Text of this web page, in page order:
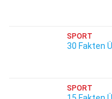
SPORT
30 Fakten
SPORT